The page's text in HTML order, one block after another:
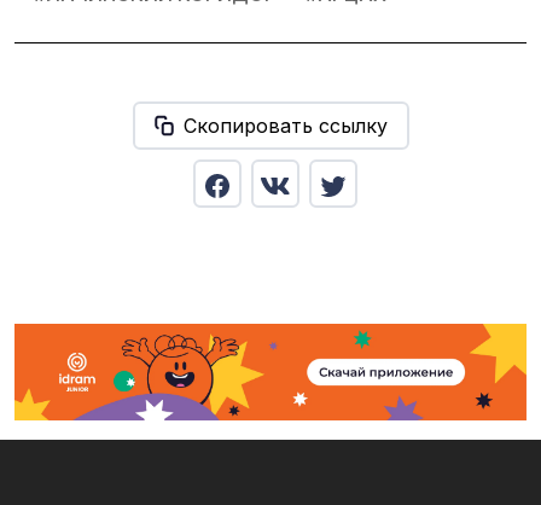
Скопировать ссылку